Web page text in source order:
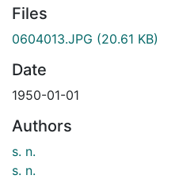
Files
0604013.JPG (20.61 KB)
Date
1950-01-01
Authors
s. n.
s. n.